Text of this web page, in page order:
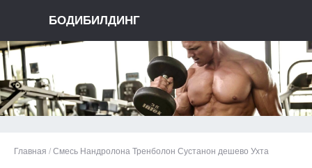
БОДИБИЛДИНГ
Главная / Смесь Нандролона Тренболон Сустанон дешево Ухта